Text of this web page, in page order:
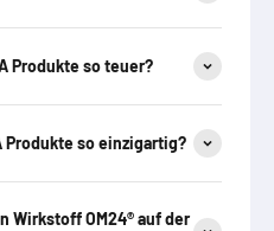
Produkte so teuer?
Produkte so einzigartig?
Wirkstoff OM24® auf der